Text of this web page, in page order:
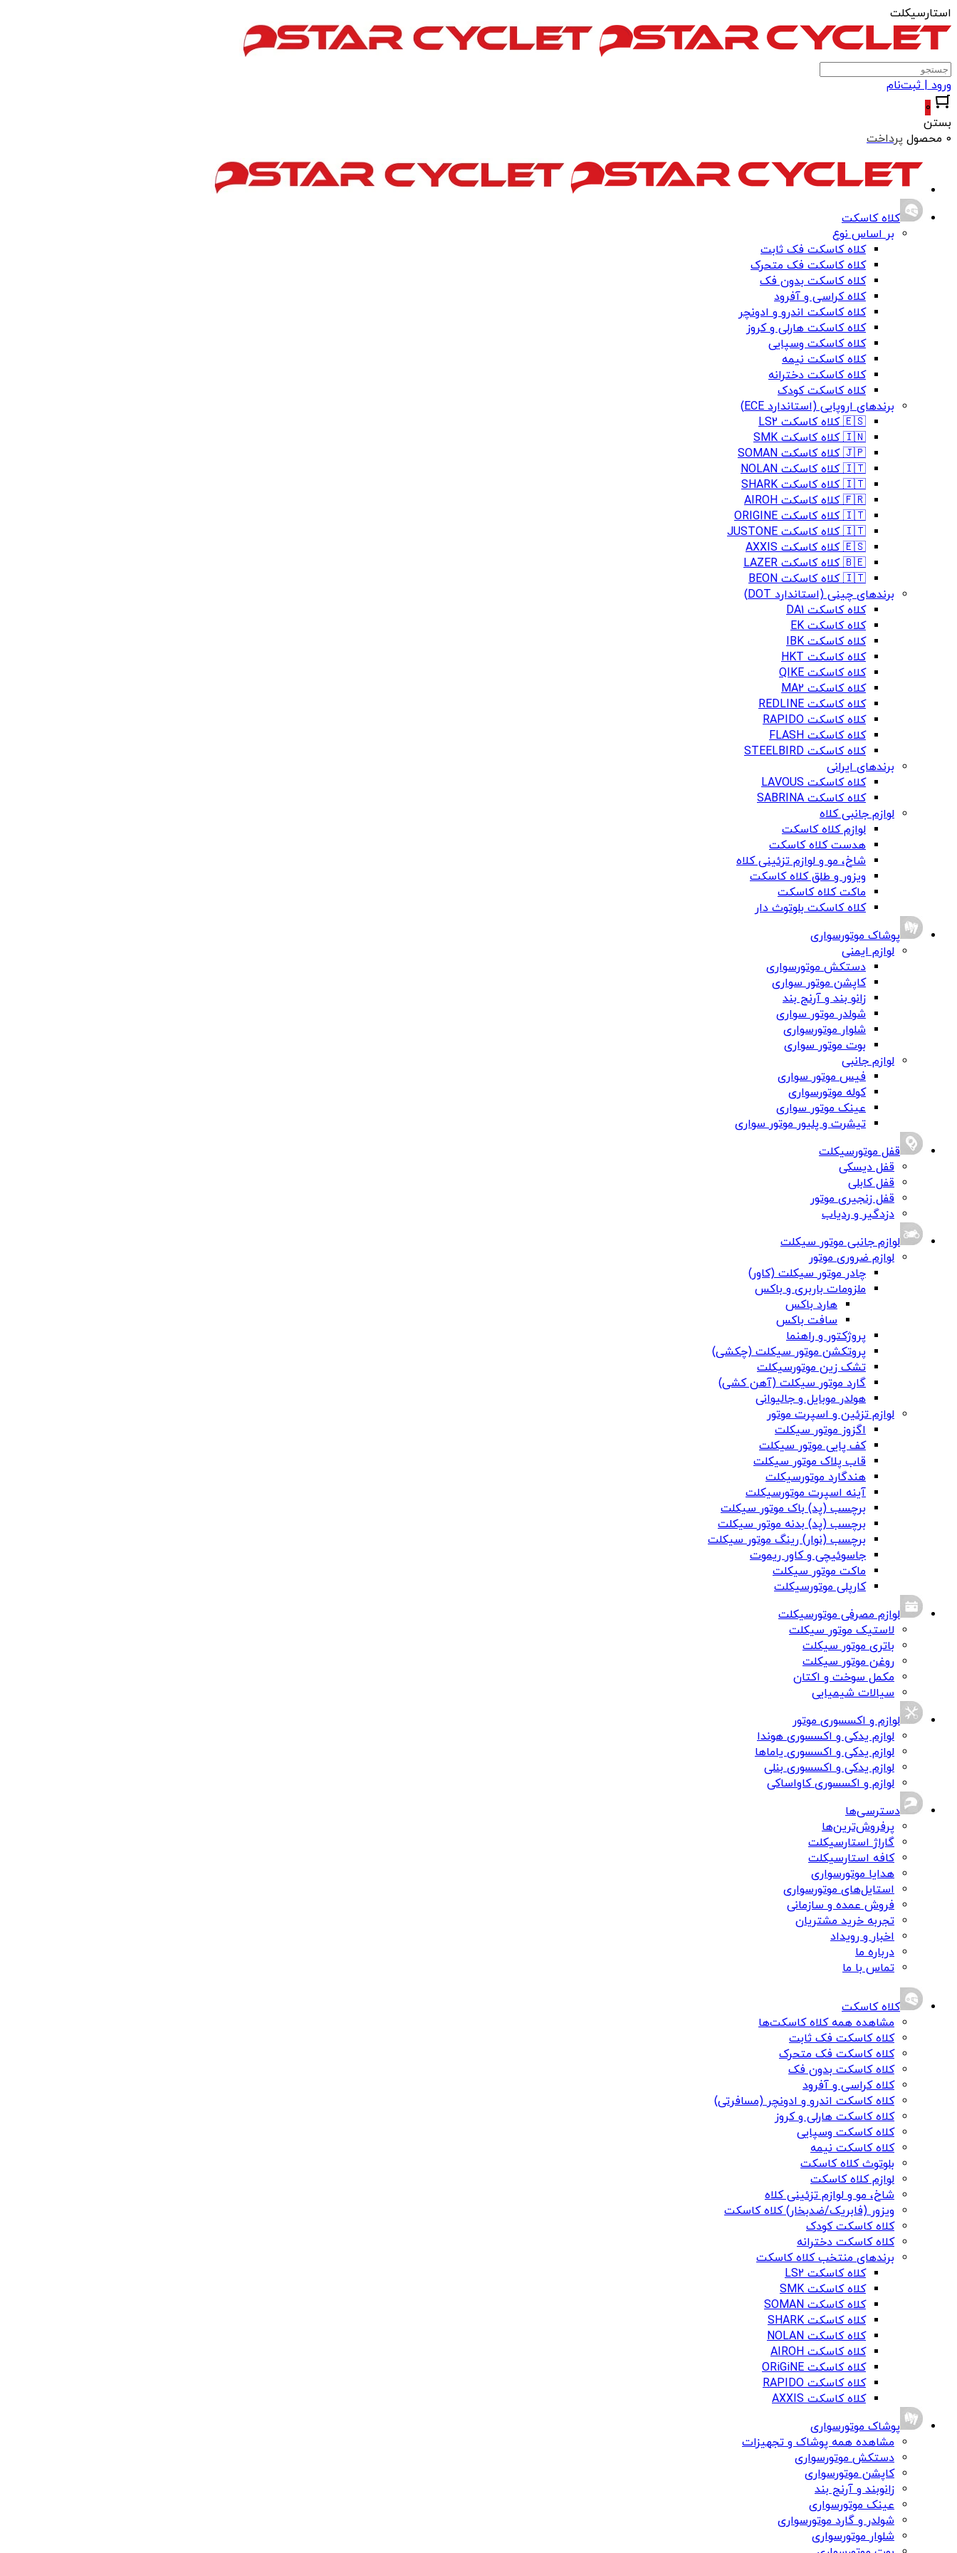
استارسیکلت
ورود | ثبت‌نام
0
بستن
0 محصول
پرداخت
کلاه کاسکت
بر اساس نوع
کلاه کاسکت فک ثابت
کلاه کاسکت فک متحرک
کلاه کاسکت بدون فک
کلاه کراسی و آفرود
کلاه کاسکت اندرو و ادونچر
کلاه کاسکت هارلی و کروز
کلاه کاسکت وسپایی
کلاه کاسکت نیمه
کلاه کاسکت دخترانه
کلاه کاسکت کودک
برندهای اروپایی (استاندارد ECE)
🇪🇸 کلاه کاسکت LS2
🇮🇳 کلاه کاسکت SMK
🇯🇵 کلاه کاسکت SOMAN
🇮🇹 کلاه کاسکت NOLAN
🇮🇹 کلاه کاسکت SHARK
🇫🇷 کلاه کاسکت AIROH
🇮🇹 کلاه کاسکت ORIGINE
🇮🇹 کلاه کاسکت JUSTONE
🇪🇸 کلاه کاسکت AXXIS
🇧🇪 کلاه کاسکت LAZER
🇮🇹 کلاه کاسکت BEON
برندهای چینی (استاندارد DOT)
کلاه کاسکت DA1
کلاه کاسکت EK
کلاه کاسکت IBK
کلاه کاسکت HKT
کلاه کاسکت QIKE
کلاه کاسکت MA2
کلاه کاسکت REDLINE
کلاه کاسکت RAPIDO
کلاه کاسکت FLASH
کلاه کاسکت STEELBIRD
برندهای ایرانی
کلاه کاسکت LAVOUS
کلاه کاسکت SABRINA
لوازم جانبی کلاه
لوازم کلاه کاسکت
هدست کلاه کاسکت
شاخ، مو و لوازم تزئینی کلاه
ویزور و طلق کلاه کاسکت
ماکت کلاه کاسکت
کلاه کاسکت بلوتوث دار
پوشاک موتورسواری
لوازم ایمنی
دستکش موتورسواری
کاپشن موتور سواری
زانو بند و آرنج بند
شولدر موتور سواری
شلوار موتورسواری
بوت موتور سواری
لوازم جانبی
فیس موتور سواری
کوله موتورسواری
عینک موتور سواری
تیشرت و پلیور موتور سواری
قفل موتورسیکلت
قفل دیسکی
قفل کابلی
قفل زنجیری موتور
دزدگیر و ردیاب
لوازم جانبی موتور سیکلت
لوازم ضروری موتور
چادر موتور سیکلت (کاور)
ملزومات باربری و باکس
هارد باکس
سافت باکس
پروژکتور و راهنما
پروتکشن موتور سیکلت (چکشی)
تشک زین موتورسیکلت
گارد موتور سیکلت (آهن کشی)
هولدر موبایل و جالیوانی
لوازم تزئین و اسپرت موتور
اگزوز موتور سیکلت
کف پایی موتور سیکلت
قاب پلاک موتور سیکلت
هندگارد موتورسیکلت
آینه اسپرت موتورسیکلت
برچسب (پد) باک موتور سیکلت
برچسب (پد) بدنه موتور سیکلت
برچسب (نوار) رینگ موتور سیکلت
جاسوئیچی و کاور ریموت
ماکت موتور سیکلت
کارپلی موتورسیکلت
لوازم مصرفی موتورسیکلت
لاستیک موتور سیکلت
باتری موتور سیکلت
روغن موتور سیکلت
مکمل سوخت و اکتان
سیالات شیمیایی
لوازم و اکسسوری موتور
لوازم یدکی و اکسسوری هوندا
لوازم یدکی و اکسسوری یاماها
لوازم یدکی و اکسسوری بنلی
لوازم و اکسسوری کاواساکی
دسترسی‌ها
پرفروش‌ترین‌ها
گاراژ استارسیکلت
کافه استارسیکلت
هدایا موتورسواری
استایل‌های موتورسواری
فروش عمده و سازمانی
تجربه خرید مشتریان
اخبار و رویداد
درباره ما
تماس با ما
کلاه کاسکت
مشاهده همه کلاه کاسکت‌ها
کلاه کاسکت فک ثابت
کلاه کاسکت فک متحرک
کلاه کاسکت بدون فک
کلاه کراسی و آفرود
کلاه کاسکت اندرو و ادونچر (مسافرتی)
کلاه کاسکت هارلی و کروز
کلاه کاسکت وسپایی
کلاه کاسکت نیمه
بلوتوث کلاه کاسکت
لوازم کلاه کاسکت
شاخ، مو و لوازم تزئینی کلاه
ویزور (فابریک/ضدبخار) کلاه کاسکت
کلاه کاسکت کودک
کلاه کاسکت دخترانه
برندهای منتخب کلاه کاسکت
کلاه کاسکت LS2
کلاه کاسکت SMK
کلاه کاسکت SOMAN
کلاه کاسکت SHARK
کلاه کاسکت NOLAN
کلاه کاسکت AIROH
کلاه کاسکت ORiGiNE
کلاه کاسکت RAPIDO
کلاه کاسکت AXXIS
پوشاک موتورسواری
مشاهده همه پوشاک و تجهیزات
دستکش موتورسواری
کاپشن موتورسواری
زانوبند و آرنج بند
عینک موتورسواری
شولدر و گارد موتورسواری
شلوار موتورسواری